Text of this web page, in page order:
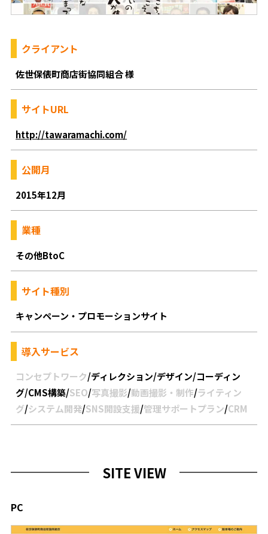
クライアント
佐世保俵町商店街協同組合 様
サイトURL
http://tawaramachi.com/
公開月
2015年12月
業種
その他BtoC
サイト種別
キャンペーン・プロモーションサイト
導入サービス
コンセプトワーク/ディレクション/デザイン/コーディン
グ/CMS構築/SEO/写真撮影/動画撮影・制作/ライティン
グ/システム開発/SNS開設支援/管理サポートプラン/CRM
SITE VIEW
PC